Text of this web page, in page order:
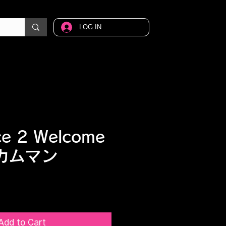
LOG IN
2 Welcome
ムマン
to Cart